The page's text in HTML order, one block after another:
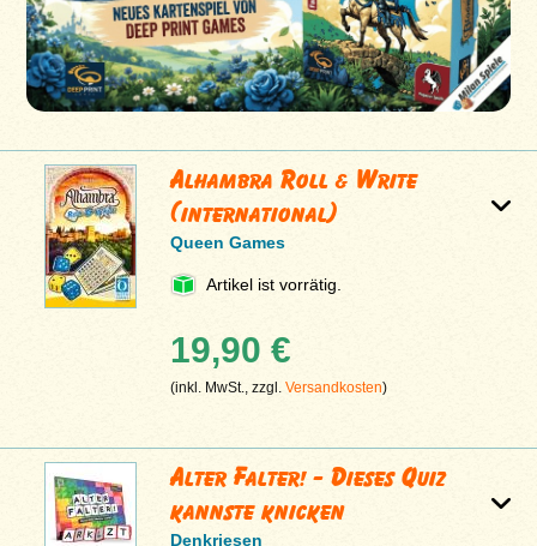
Alhambra Roll & Write
(international)
Queen Games
Artikel ist vorrätig.
19,90 €
(inkl. MwSt., zzgl.Versandkosten)
Alter Falter! - Dieses Quiz
kannste knicken
Denkriesen